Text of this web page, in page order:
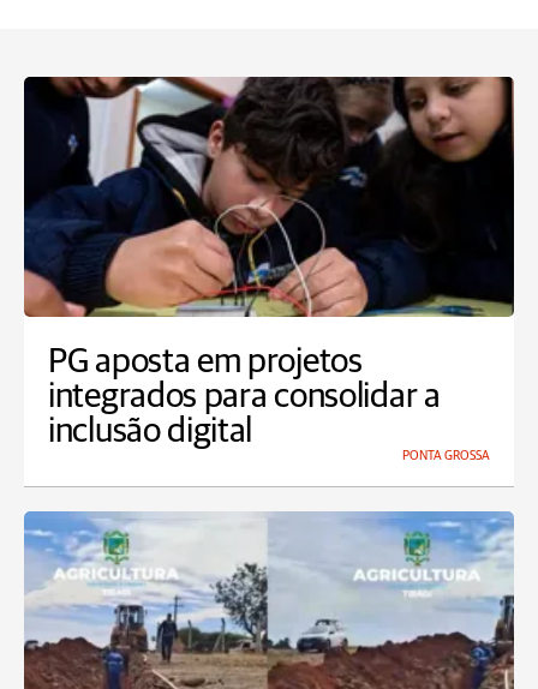
PG aposta em projetos
integrados para consolidar a
inclusão digital
PONTA GROSSA